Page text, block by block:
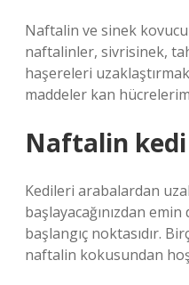
Naftalin ve sinek
naftalinler, sivrisinek,
haşereleri
maddeler kan
Naftalin kedi
Kedileri arabalardan
başlayacağınızdan
başlangıç ​​noktasıdır.
naftalin kokusundan